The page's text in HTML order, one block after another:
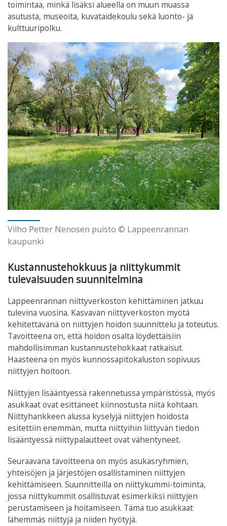
toimintaa, minkä lisäksi alueella on muun muassa
asutusta, museoita, kuvataidekoulu sekä luonto- ja
kulttuuripolku.
Vilho Petter Nenosen puisto © Lappeenrannan
kaupunki
Kustannustehokkuus ja niittykummit
tulevaisuuden suunnitelmina
Lappeenrannan niittyverkoston kehittäminen jatkuu
tulevina vuosina. Kasvavan niittyverkoston myötä
kehitettävänä on niittyjen hoidon suunnittelu ja toteutus.
Tavoitteena on, että hoidon osalta löydettäisiin
mahdollisimman kustannustehokkaat ratkaisut.
Haasteena on myös kunnossapitokaluston sopivuus
niittyjen hoitoon.
Niittyjen lisääntyessä rakennetussa ympäristössä, myös
asukkaat ovat esittäneet kiinnostusta niitä kohtaan.
Niittyhankkeen alussa kyselyjä niittyjen hoidosta
esitettiin enemmän, mutta niittyihin liittyvän tiedon
lisääntyessä niittypalautteet ovat vähentyneet.
Seuraavana tavoitteena on myös asukasryhmien,
yhteisöjen ja järjestöjen osallistaminen niittyjen
kehittämiseen. Suunnitteilla on niittykummi-toiminta,
jossa niittykummit osallistuvat esimerkiksi niittyjen
perustamiseen ja hoitamiseen. Tämä tuo asukkaat
lähemmäs niittyjä ja niiden hyötyjä.